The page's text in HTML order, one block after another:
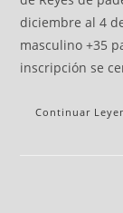
diciembre al 4
masculino +35
inscripción se
Continuar